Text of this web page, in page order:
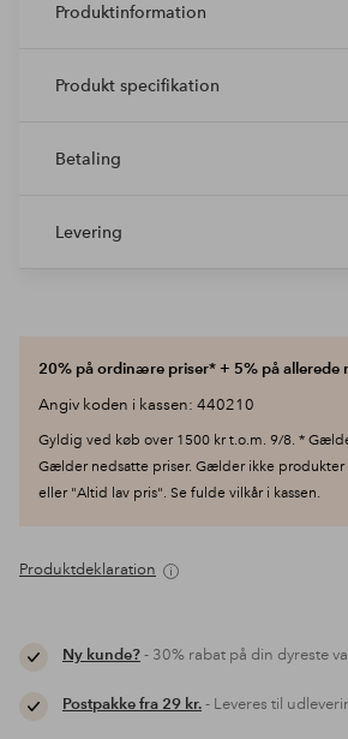
Produktinformation
Produkt specifikation
Betaling
Levering
20% på ordinære priser* + 5% på allerede
Angiv koden i kassen: 440210
Gyldig ved køb over 1500 kr t.o.m. 9/8. *
Gælder nedsatte priser. Gælder ikke
eller "Altid lav pris". Se fulde vilkår i kassen.
Produktdeklaration
Ny kunde?- 30% rabat på din dyreste
Postpakke fra 29 kr.- Leveres til